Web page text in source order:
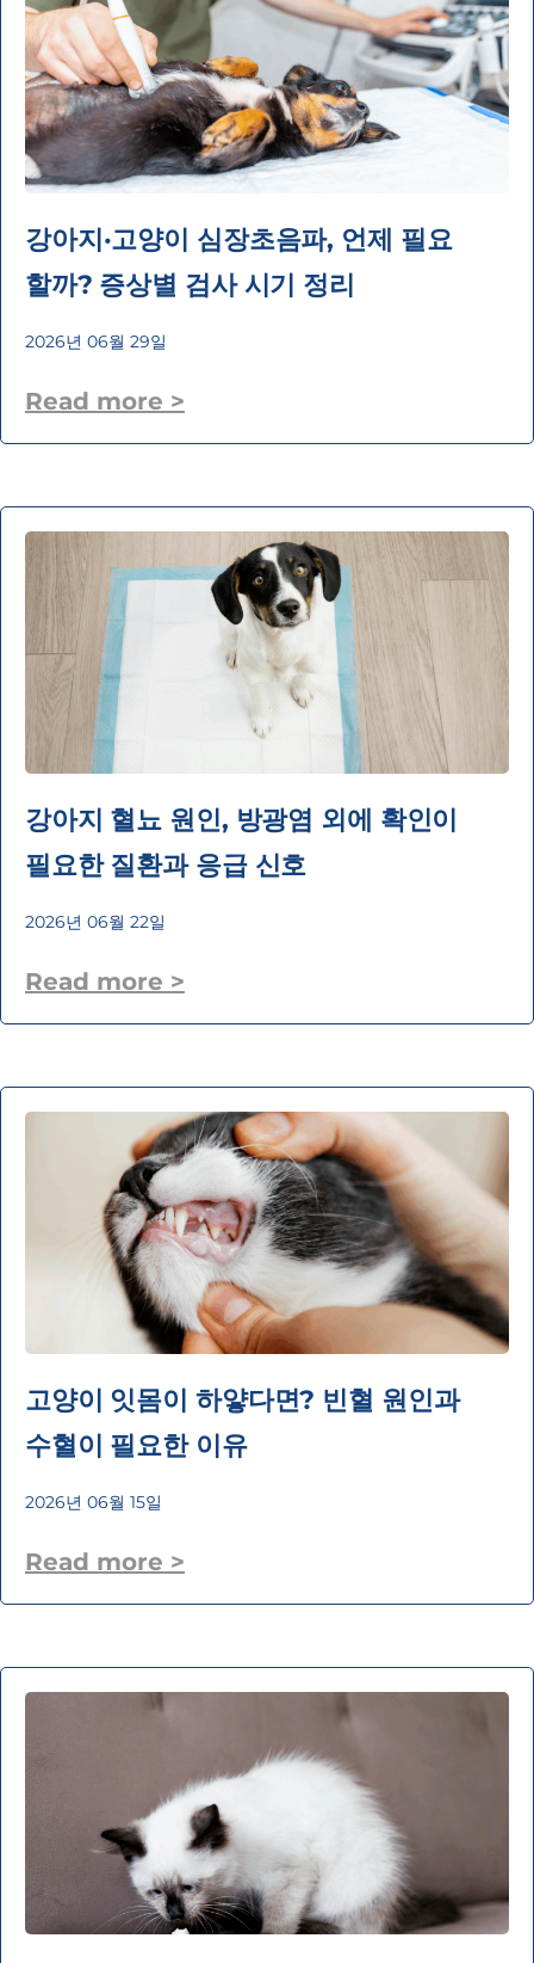
강아지·고양이 심장초음파, 언제 필요
할까? 증상별 검사 시기 정리
2026년 06월 29일
Read more >
강아지 혈뇨 원인, 방광염 외에 확인이
필요한 질환과 응급 신호
2026년 06월 22일
Read more >
고양이 잇몸이 하얗다면? 빈혈 원인과
수혈이 필요한 이유
2026년 06월 15일
Read more >